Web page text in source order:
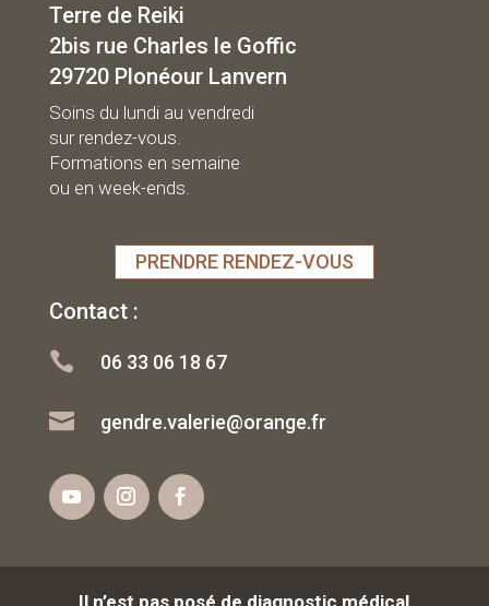
Terre de Reiki
2bis rue Charles le Goffic
29720 Plonéour Lanvern
Soins du lundi au vendredi
sur rendez-vous.
Formations en semaine
ou en week-ends.
PRENDRE RENDEZ-VOUS
Contact :
 06 33 06 18 67
 gendre.valerie@orange.fr
Il n’est pas posé de diagnostic médical